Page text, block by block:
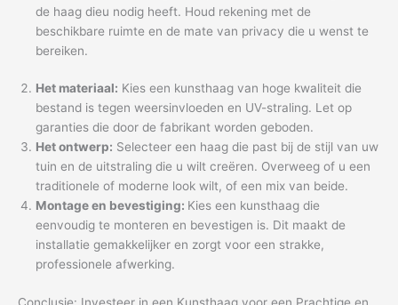
de haag dieu nodig heeft. Houd rekening met de
beschikbare ruimte en de mate van privacy die u wenst te
bereiken.
Het materiaal: Kies een kunsthaag van hoge kwaliteit die
bestand is tegen weersinvloeden en UV-straling. Let op
garanties die door de fabrikant worden geboden.
Het ontwerp: Selecteer een haag die past bij de stijl van uw
tuin en de uitstraling die u wilt creëren. Overweeg of u een
traditionele of moderne look wilt, of een mix van beide.
Montage en bevestiging: Kies een kunsthaag die
eenvoudig te monteren en bevestigen is. Dit maakt de
installatie gemakkelijker en zorgt voor een strakke,
professionele afwerking.